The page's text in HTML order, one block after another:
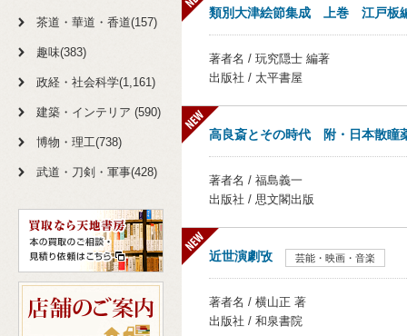
茶道・華道・香道(157)
趣味(383)
政経・社会科学(1,161)
建築・インテリア (590)
博物・理工(738)
武道・刀剣・軍事(428)
類別大津絵節集成 上巻 江戸板
著者名 / 玩究隠士 編著
出版社 / 太平書屋
高良斎とその時代 附・日本散瞳
著者名 / 福島義一
出版社 / 思文閣出版
近世演劇攷 芸能・映画・音楽
著者名 / 横山正 著
出版社 / 和泉書院